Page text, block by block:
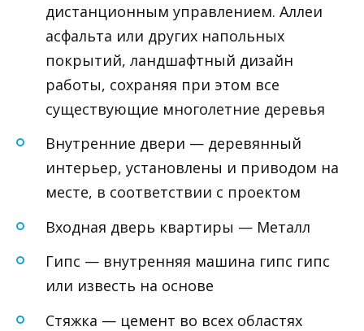
дистанционным управлением. Аллеи
асфальта или других напольных
покрытий, ландшафтный дизайн
работы, сохраняя при этом все
существующие многолетние деревья
Внутренние двери — деревянный
интерьер, установлены и приводом на
месте, в соответствии с проектом
Входная дверь квартиры — Металл
Гипс — внутренняя машина гипс гипс
или известь на основе
Стяжка — цемент во всех областях